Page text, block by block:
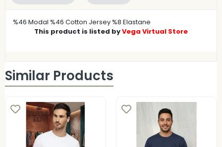
%46 Modal %46 Cotton Jersey %8 Elastane
This product is listed byVega Virtual Store
Similar Products